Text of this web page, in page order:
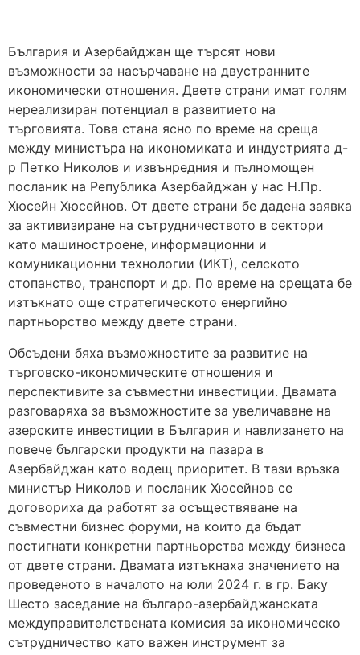
България и Азербайджан ще търсят нови
възможности за насърчаване на двустранните
икономически отношения. Двете страни имат голям
нереализиран потенциал в развитието на
търговията. Това стана ясно по време на среща
между министъра на икономиката и индустрията д-
р Петко Николов и извънредния и пълномощен
посланик на Република Азербайджан у нас Н.Пр.
Хюсейн Хюсейнов. От двете страни бе дадена заявка
за активизиране на сътрудничеството в сектори
като машиностроене, информационни и
комуникационни технологии (ИКТ), селското
стопанство, транспорт и др. По време на срещата бе
изтъкнато още стратегическото енергийно
партньорство между двете страни.
Обсъдени бяха възможностите за развитие на
търговско-икономическите отношения и
перспективите за съвместни инвестиции. Двамата
разговаряха за възможностите за увеличаване на
азерските инвестиции в България и навлизането на
повече български продукти на пазара в
Азербайджан като водещ приоритет. В тази връзка
министър Николов и посланик Хюсейнов се
договориха да работят за осъществяване на
съвместни бизнес форуми, на които да бъдат
постигнати конкретни партньорства между бизнеса
от двете страни. Двамата изтъкнаха значението на
проведеното в началото на юли 2024 г. в гр. Баку
Шесто заседание на българо-азербайджанската
междуправителствената комисия за икономическо
сътрудничество като важен инструмент за